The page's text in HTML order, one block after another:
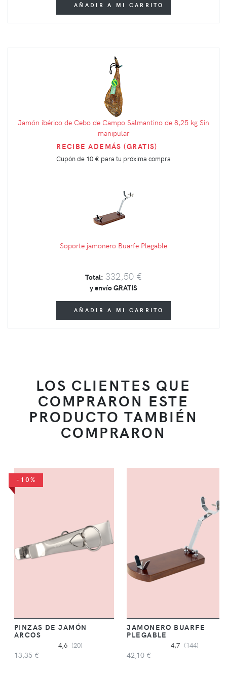
AÑADIR A MI CARRITO
Jamón ibérico de Cebo de Campo Salmantino de 8,25 kg Sin
manipular
RECIBE ADEMÁS (GRATIS)
Cupón de 10 € para tu próxima compra
Soporte jamonero Buarfe Plegable
Total: 332,50 €
y envío GRATIS
AÑADIR A MI CARRITO
LOS CLIENTES QUE
COMPRARON ESTE
PRODUCTO TAMBIÉN
COMPRARON
-10%
PINZAS DE JAMÓN
ARCOS
4,6 (20)
13,35 €
JAMONERO BUARFE
PLEGABLE
4,7 (144)
42,10 €